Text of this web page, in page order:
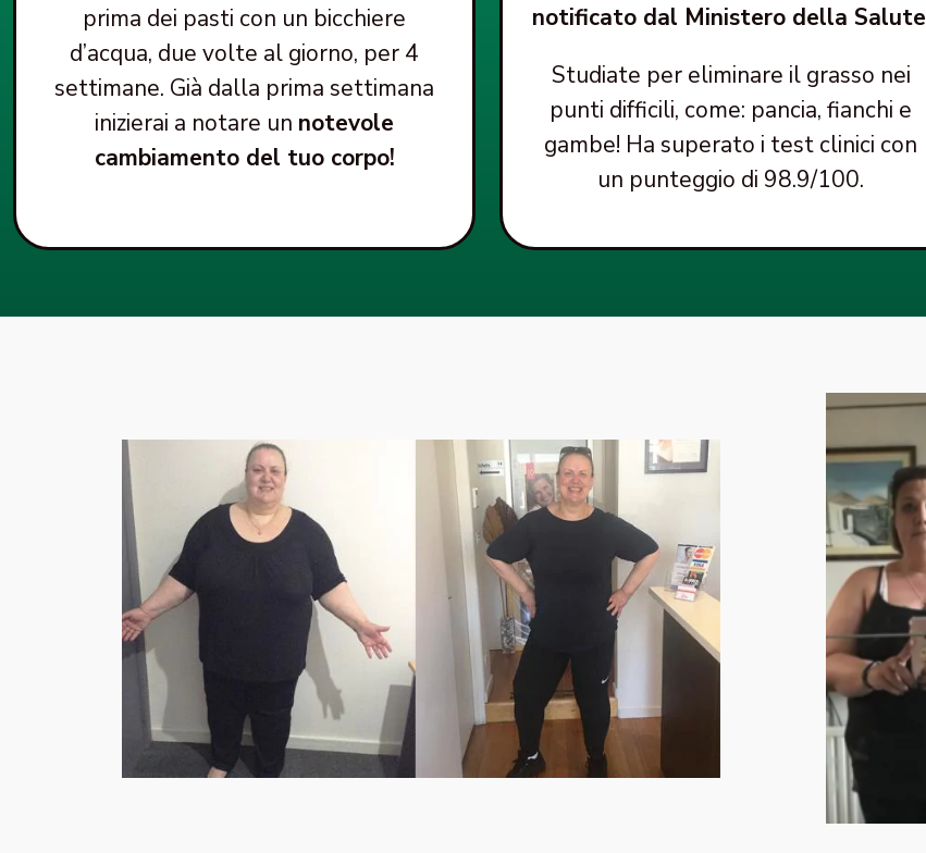
prima dei pasti con un bicchiere
d’acqua, due volte al giorno, per 4
settimane. Già dalla prima settimana
inizierai a notare un notevole
cambiamento del tuo corpo!
notificato dal Ministero della Salute
Studiate per eliminare il grasso nei
punti difficili, come: pancia, fianchi e
gambe! Ha superato i test clinici con
un punteggio di 98.9/100.